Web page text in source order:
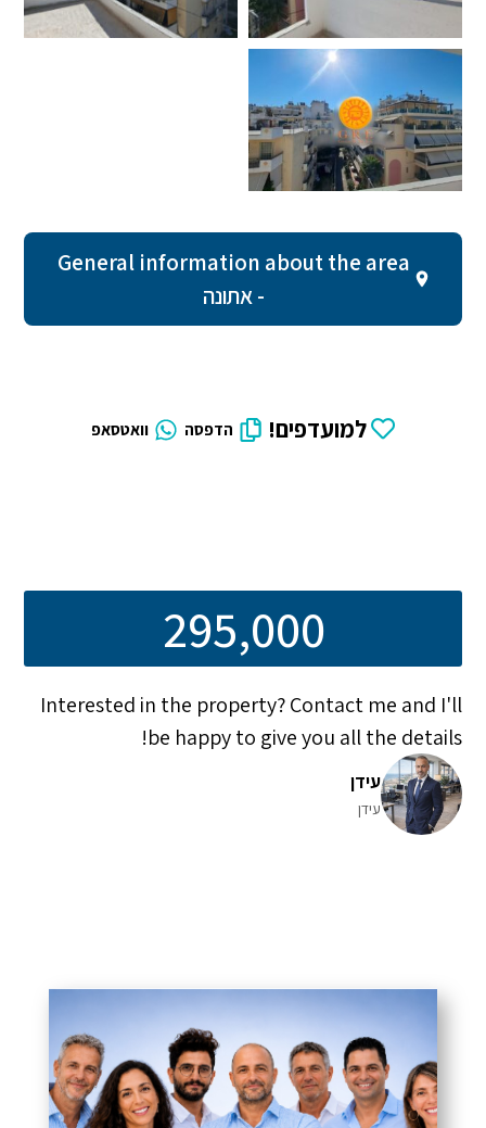
General information about the area
- אתונה
למועדפים! הדפסה וואטסאפ
295,000
Interested in the property? Contact me and I'll
be happy to give you all the details!
עידן
עידן